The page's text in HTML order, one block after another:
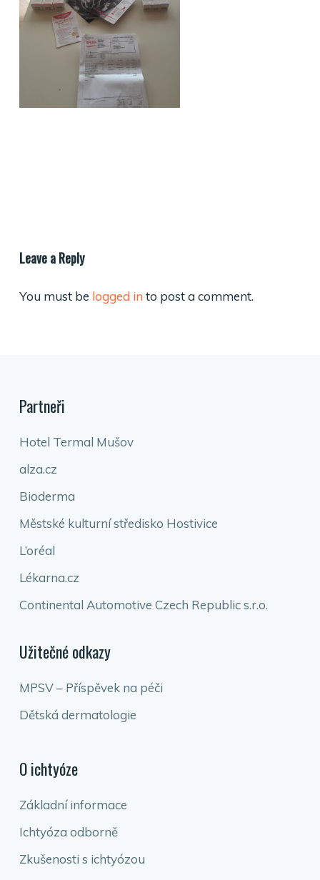
Leave a Reply
You must be logged in to post a comment.
Partneři
Hotel Termal Mušov
alza.cz
Bioderma
Městské kulturní středisko Hostivice
L’oréal
Lékarna.cz
Continental Automotive Czech Republic s.r.o.
Užitečné odkazy
MPSV – Příspěvek na péči
Dětská dermatologie
O ichtyóze
Základní informace
Ichtyóza odborně
Zkušenosti s ichtyózou